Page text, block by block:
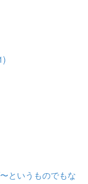
というものでもな